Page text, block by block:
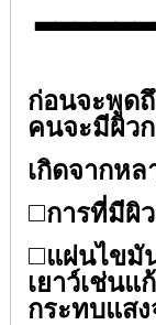
⁣⁣
ก่อนจะพูด
คนจะมีผิว
เกิดจากหล
◻️การที่มีผิว
◻️แผ่นไขมั
เยาว์เช่น
กระทบแส